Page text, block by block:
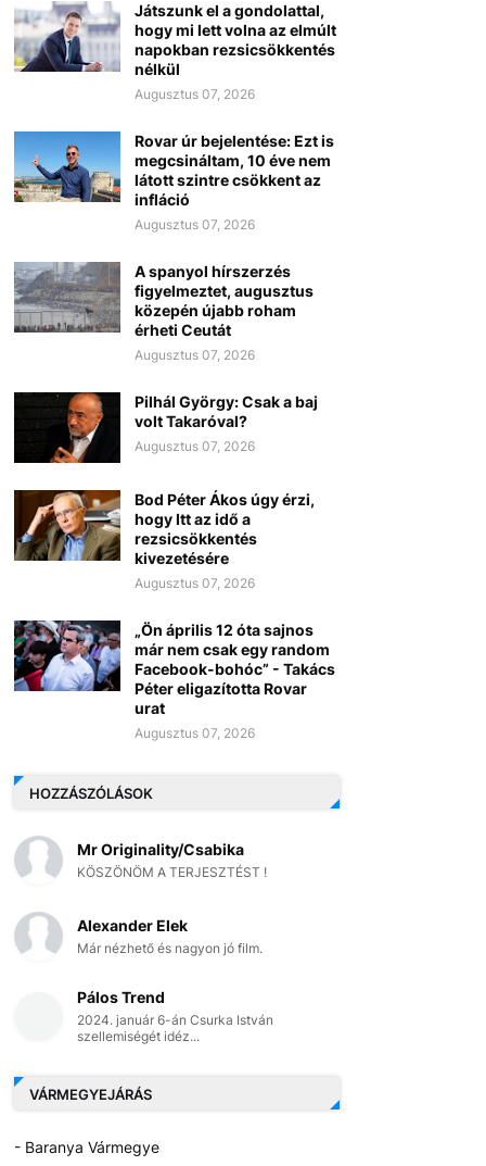
Játszunk el a gondolattal,
hogy mi lett volna az elmúlt
napokban rezsicsökkentés
nélkül
Augusztus 07, 2026
Rovar úr bejelentése: Ezt is
megcsináltam, 10 éve nem
látott szintre csökkent az
infláció
Augusztus 07, 2026
A spanyol hírszerzés
figyelmeztet, augusztus
közepén újabb roham
érheti Ceutát
Augusztus 07, 2026
Pilhál György: Csak a baj
volt Takaróval?
Augusztus 07, 2026
Bod Péter Ákos úgy érzi,
hogy Itt az idő a
rezsicsökkentés
kivezetésére
Augusztus 07, 2026
„Ön április 12 óta sajnos
már nem csak egy random
Facebook-bohóc” - Takács
Péter eligazította Rovar
urat
Augusztus 07, 2026
HOZZÁSZÓLÁSOK
Mr Originality/Csabika
KÖSZÖNÖM A TERJESZTÉST !
Alexander Elek
Már nézhető és nagyon jó film.
Pálos Trend
2024. január 6-án Csurka István
szellemiségét idéz...
VÁRMEGYEJÁRÁS
- Baranya Vármegye